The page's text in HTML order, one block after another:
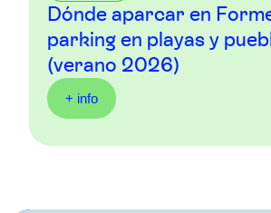
Dónde aparcar en
parking en playas y
(verano 2026)
+ info